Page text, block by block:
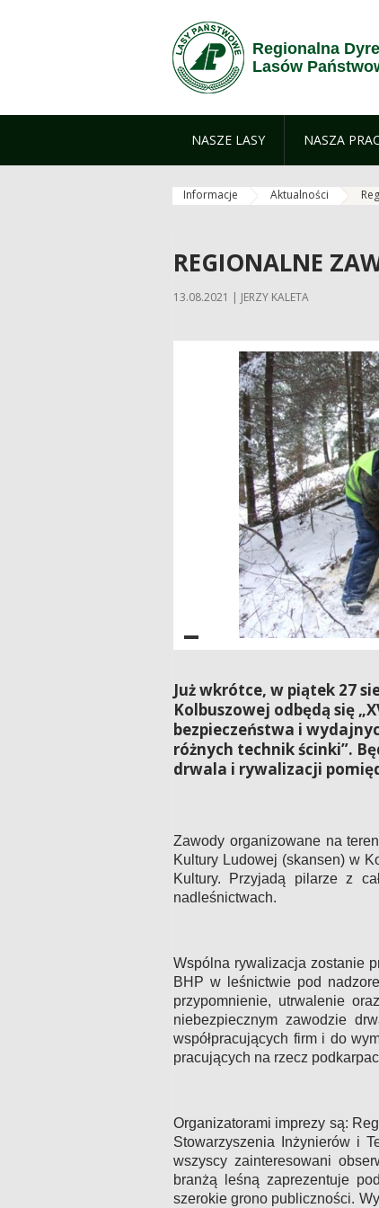
Regionalna
Lasów
NASZE LASY NASZA
Informacje Aktualności
REGIONALNE
13.08.2021 | JERZY KALETA
Już wkrótce, w piątek 27
Kolbuszowej odbędą się
bezpieczeństwa i
różnych technik ścinki”.
drwala i rywalizacji
Zawody organizowane na
Kultury Ludowej (skansen) w
Kultury. Przyjadą pilarze z
nadleśnictwach.
Wspólna rywalizacja zostanie
BHP w leśnictwie pod
przypomnienie, utrwalenie
niebezpiecznym zawodzie
współpracujących firm i do
pracujących na rzecz
Organizatorami imprezy są:
Stowarzyszenia Inżynierów i
wszyscy zainteresowani
branżą leśną zaprezentuje
szerokie grono publiczności.